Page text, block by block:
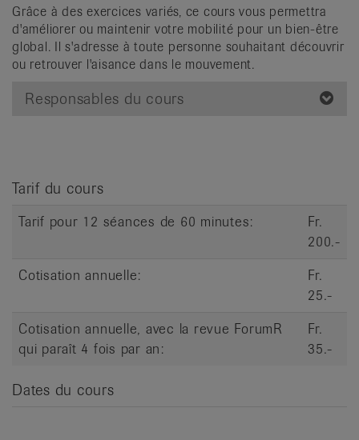
deGrâce à des exercices variés, ce cours vous permettra
d'améliorer ou maintenir votre mobilité pour un bien-être
global. Il s'adresse à toute personne souhaitant découvrir
ou retrouver l'aisance dans le mouvement.
Responsables du cours
Tarif du cours
Tarif pour 12 séances de 60 minutes:
Fr.
200.-
Cotisation annuelle:
Fr.
25.-
Cotisation annuelle, avec la revue ForumR
qui paraît 4 fois par an:
Fr.
35.-
Dates du cours
patients